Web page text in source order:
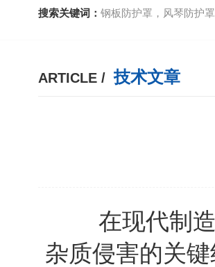
搜索关键词： 钢板防护罩，风琴防护罩
ARTICLE / 技术文章
在现代制造业
杂质侵害的关